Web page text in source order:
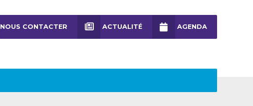
NOUS CONTACTER ACTUALITÉ AGENDA